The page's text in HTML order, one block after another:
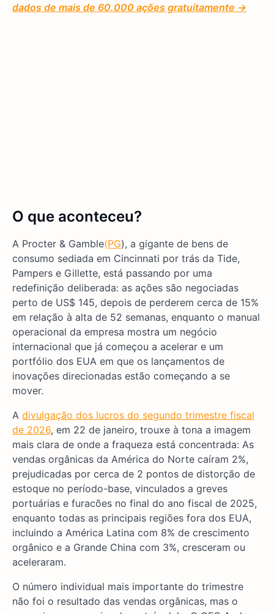
dados de mais de 60.000 ações gratuitamente →
O que aconteceu?
A Procter & Gamble(PG), a gigante de bens de
consumo sediada em Cincinnati por trás da Tide,
Pampers e Gillette, está passando por uma
redefinição deliberada: as ações são negociadas
perto de US$ 145, depois de perderem cerca de 15%
em relação à alta de 52 semanas, enquanto o manual
operacional da empresa mostra um negócio
internacional que já começou a acelerar e um
portfólio dos EUA em que os lançamentos de
inovações direcionadas estão começando a se
mover.
A divulgação dos lucros do segundo trimestre fiscal
de 2026, em 22 de janeiro, trouxe à tona a imagem
mais clara de onde a fraqueza está concentrada: As
vendas orgânicas da América do Norte caíram 2%,
prejudicadas por cerca de 2 pontos de distorção de
estoque no período-base, vinculados a greves
portuárias e furacões no final do ano fiscal de 2025,
enquanto todas as principais regiões fora dos EUA,
incluindo a América Latina com 8% de crescimento
orgânico e a Grande China com 3%, cresceram ou
aceleraram.
O número individual mais importante do trimestre
não foi o resultado das vendas orgânicas, mas o